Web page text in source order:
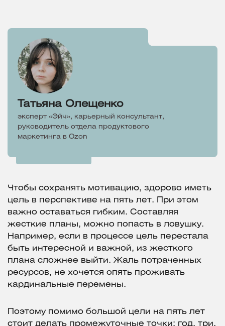
Татьяна Олещенко
эксперт «Эйч», карьерный консультант,
руководитель отдела продуктового
маркетинга в Ozon
Чтобы сохранять мотивацию, здорово иметь
цель в перспективе на пять лет. При этом
важно оставаться гибким. Составляя
жесткие планы, можно попасть в ловушку.
Например, если в процессе цель перестала
быть интересной и важной, из жесткого
плана сложнее выйти. Жаль потраченных
ресурсов, не хочется опять проживать
кардинальные перемены.
Поэтому помимо большой цели на пять лет
стоит делать промежуточные точки: год, три.